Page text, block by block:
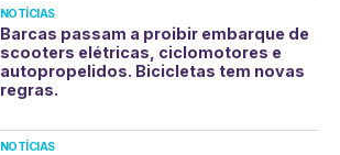
NOTÍCIAS
Barcas passam a proibir embarque de
scooters elétricas, ciclomotores e
autopropelidos. Bicicletas tem novas
regras.
NOTÍCIAS